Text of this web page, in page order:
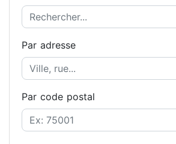
Par adresse
Par code postal